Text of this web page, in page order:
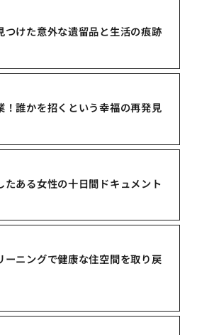
つけた意外な遺留品と生活の痕跡
！誰かを招くという幸福の再発見
たある女性の十日間ドキュメント
ーニングで健康な住空間を取り戻